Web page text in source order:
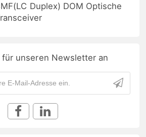
Duplex) DOM Optische
unseren Newsletter an